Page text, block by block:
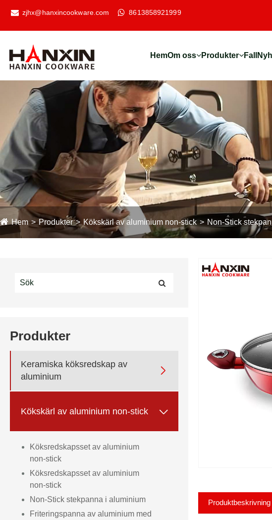
zjhx@hanxincookware.com 8613858921999
HemOm oss Produkter Fall
Hem Produkter Kökskärl av aluminium non-stick Non-Stick
Produkter
Keramiska köksredskap av
aluminium

Kökskärl av aluminium non-stick 
Köksredskapsset av aluminium
non-stick
Köksredskapsset av aluminium
non-stick
Non-Stick stekpanna i aluminium
Friteringspanna av aluminium med
Produktbeskrivning